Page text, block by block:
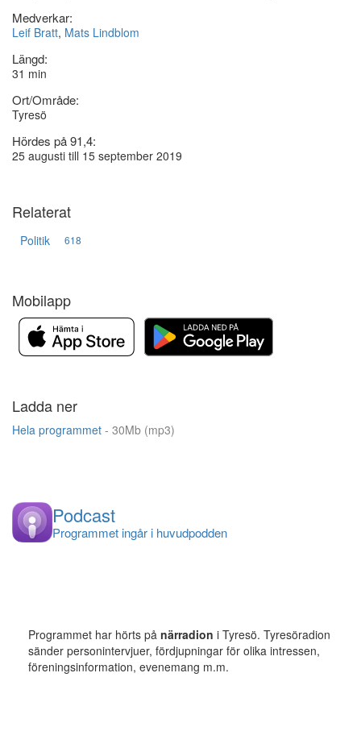
Medverkar:
Leif Bratt, Mats Lindblom
Längd:
31 min
Ort/Område:
Tyresö
Hördes på 91,4:
25 augusti till 15 september 2019
Relaterat
Politik 618
Mobilapp
Ladda ner
Hela programmet - 30Mb (mp3)
Podcast
Programmet ingår i huvudpodden
Programmet har hörts på närradion i Tyresö. Tyresöradion
sänder personintervjuer, fördjupningar för olika intressen,
föreningsinformation, evenemang m.m.